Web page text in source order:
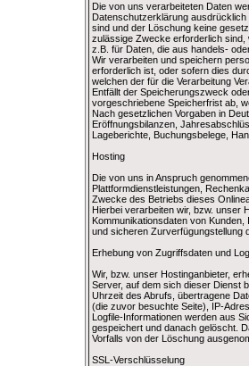
Die von uns verarbeiteten Daten
Datenschutzerklärung
sind und der Löschung keine
zulässige Zwecke erforderlich
z.B. für Daten, die aus handels-
Wir verarbeiten und speichern
erforderlich ist, oder sofern dies
welchen der für die Verarbeitung
Entfällt der Speicherungszweck
vorgeschriebene Speicherfrist ab,
Nach gesetzlichen Vorgaben in
Eröffnungsbilanzen,
Lageberichte, Buchungsbelege,
Hosting
Die von uns in Anspruch
Plattformdienstleistungen,
Zwecke des Betriebs dieses
Hierbei verarbeiten wir, bzw. unser
Kommunikationsdaten von
und sicheren Zurverfügungstellung
Erhebung von Zugriffsdaten und
Wir, bzw. unser Hostinganbieter,
Server, auf dem sich dieser Dienst
Uhrzeit des Abrufs, übertragene
(die zuvor besuchte Seite), IP-
Logfile-Informationen werden aus
gespeichert und danach gelöscht.
Vorfalls von der Löschung
SSL-Verschlüsselung